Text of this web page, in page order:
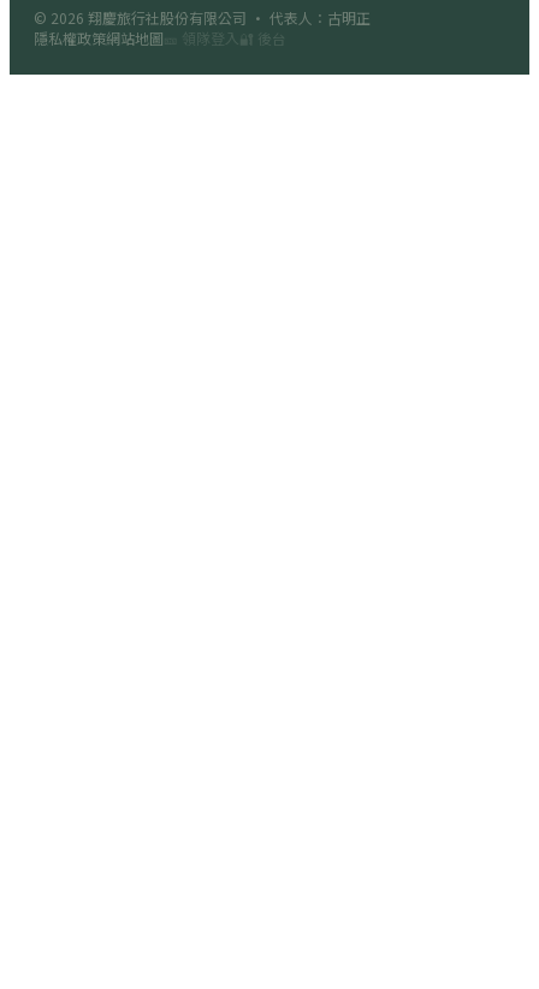
© 2026 翔慶旅行社股份有限公司 · 代表人：古明正
隱私權政策網站地圖 🎫 領隊登入 🔐 後台